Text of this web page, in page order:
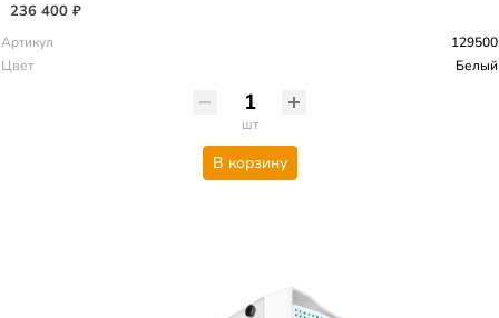
236 400 ₽
Артикул
129500
Цвет
Белый
шт
В корзину